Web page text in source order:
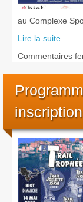
au Complexe
Lire la suite ...
Commentaires